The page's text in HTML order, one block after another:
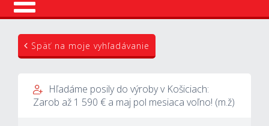
Úvod
Mzdová kalkulačka
Späť na moje vyhľadávanie
Hľadáme posily do výroby v Košiciach:
Zarob až 1 590 € a maj pol mesiaca voľno! (m.ž)